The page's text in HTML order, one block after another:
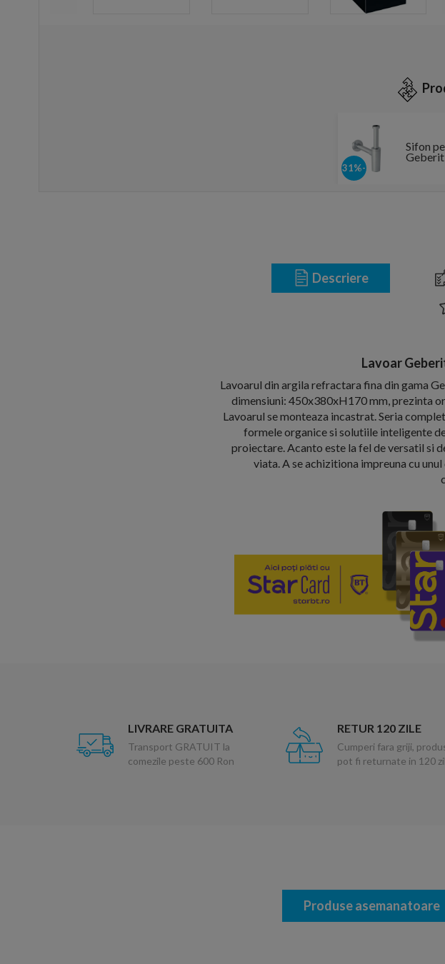
-31%
Sifon
Descriere
Lavoar
Lavoarul din argila refractara fina din gama
dimensiuni: 450x380xH170 mm, prezinta
Lavoarul se monteaza incastrat. Seria
formele organice si solutiile inteligente
proiectare. Acanto este la fel de versatil si
viata. A se achizitiona impreuna cu
LIVRARE GRATUITA
Transport GRATUIT la
comezile peste 600 Ron
RETUR 120 ZILE
Cumperi fara griji,
pot fi returnate in 120
Produse asemanatoare